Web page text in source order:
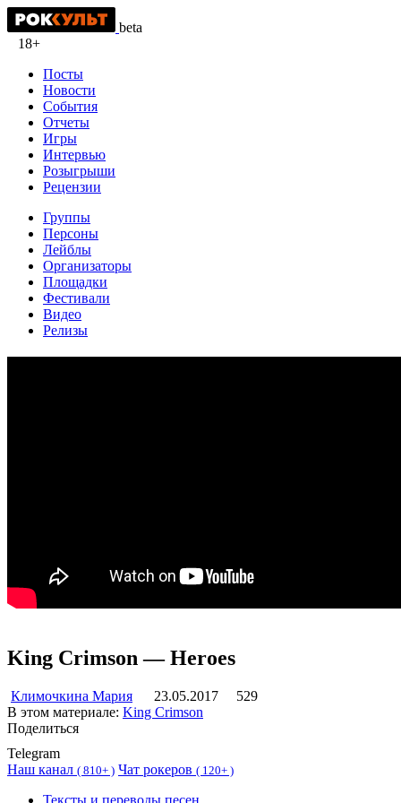
beta
18+
Посты
Новости
События
Отчеты
Игры
Интервью
Розыгрыши
Рецензии
Группы
Персоны
Лейблы
Организаторы
Площадки
Фестивали
Видео
Релизы
King Crimson — Heroes
Климочкина Мария 23.05.2017
529
В этом материале: King Crimson
Поделиться
Telegram
Наш канал ( 810+ ) Чат рокеров ( 120+ )
Тексты и переводы песен